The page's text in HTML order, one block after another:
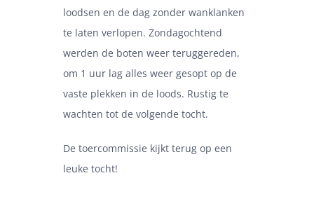
loodsen en de dag zonder wanklanken
te laten verlopen. Zondagochtend
werden de boten weer teruggereden,
om 1 uur lag alles weer gesopt op de
vaste plekken in de loods. Rustig te
wachten tot de volgende tocht.
De toercommissie kijkt terug op een
leuke tocht!